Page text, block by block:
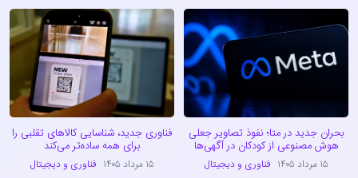
بحران جدید در متا؛ نفوذ تصاویر جعلی
هوش مصنوعی از کودکان در آگهی‌ها
۱۵ مرداد ۱۴۰۵ فناوری و دیجیتال
فناوری جدید، شناسایی کالاهای تقلبی را
برای همه ساده‌تر می‌کند
۱۵ مرداد ۱۴۰۵ فناوری و دیجیتال